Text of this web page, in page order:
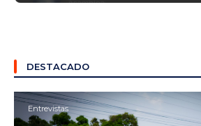
DESTACADO
Entrevistas